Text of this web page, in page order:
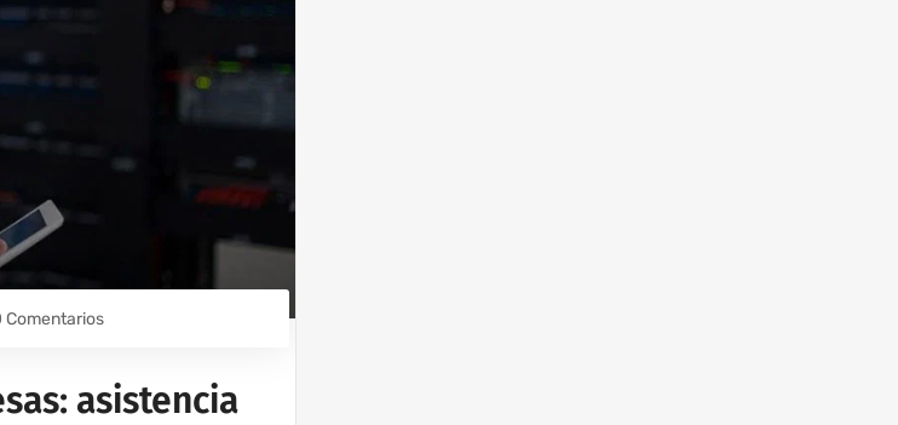
Comentarios
asistencia